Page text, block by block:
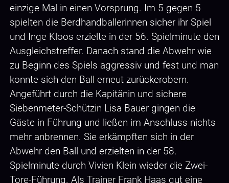
einzige Mal in einen Vorsprung. Im 5 gegen 5
spielten die Berdhandballerinnen sicher ihr Spiel
und Inge Kloos erzielte in der 56. Spielminute den
Ausgleichstreffer. Danach stand die Abwehr wie
zu Beginn des Spiels aggressiv und fest und man
konnte sich den Ball erneut zurückerobern.
Angeführt durch die Kapitänin und sichere
Siebenmeter-Schützin Lisa Bauer gingen die
Gäste in Führung und ließen im Anschluss nichts
mehr anbrennen. Sie erkämpften sich in der
Abwehr den Ball und erzielten in der 58.
Spielminute durch Vivien Klein wieder die Zwei-
Tore-Führung. Als Trainer Frank Haas gut eine